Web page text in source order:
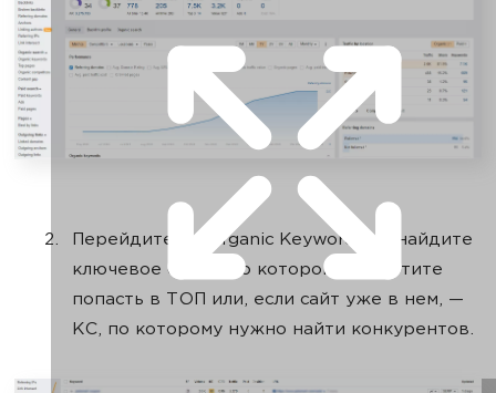
Перейдите в «Organic Keywords» и найдите
ключевое слово, по которому вы хотите
попасть в ТОП или, если сайт уже в нем, —
КС, по которому нужно найти конкурентов.